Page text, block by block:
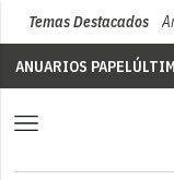
Temas Destacados
ANUARIOS PAPEL